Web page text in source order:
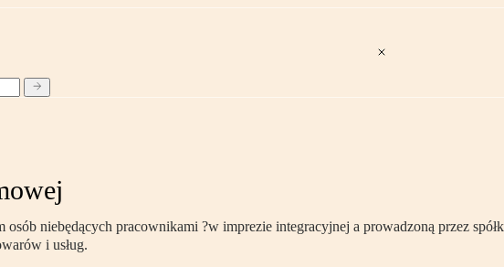
niebędących pracownikami ?w imprezie integracyjnej a prowadzoną przez
i usług.